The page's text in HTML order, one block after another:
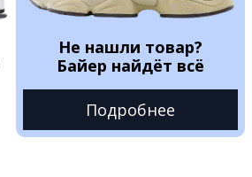
Не нашли товар?
Байер найдёт всё
Подробнее